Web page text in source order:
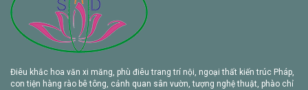
Điêu khắc hoa văn xi măng, phù điêu trang trí nội, ngoại thất kiến trúc Pháp,
con tiện hàng rào bê tông, cảnh quan sân vườn, tượng nghệ thuật, phào chỉ